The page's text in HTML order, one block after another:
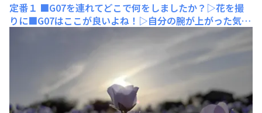
定番１ ■G07を連れてどこで何をしましたか？▷花を撮
りに■G07はここが良いよね！▷自分の腕が上がった気が
する■G07の評価は？(5点満点)▷⭐⭐⭐⭐⭐▷理由：■G07
を一言で表すと？アウトドア好きに向けたキャッチコピー
を教えて✨▷気兼ね無く使って■こんな人にTORQUEがお
すすめ！▷